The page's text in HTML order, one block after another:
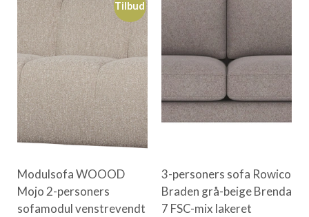
Tilbud
Modulsofa WOOOD
Mojo 2-personers
sofamodul venstrevendt
3-personers sofa Rowico
Braden grå-beige Brenda
7 FSC-mix lakeret